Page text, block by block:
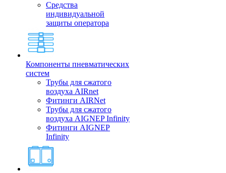
Средства
индивидуальной
защиты оператора
Компоненты пневматических
систем
Трубы для сжатого
воздуха AIRnet
Фитинги AIRNet
Трубы для сжатого
воздуха AIGNEP Infinity
Фитинги AIGNEP
Infinity